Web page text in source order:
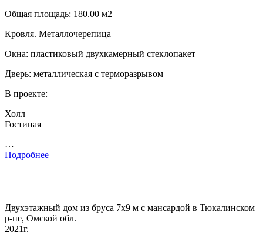
Общая площадь: 180.00 м2
Кровля. Металлочерепица
Окна: пластиковый двухкамерный стеклопакет
Дверь: металлическая с терморазрывом
В проекте:
Холл
Гостиная
…
Подробнее
Двухэтажный дом из бруса 7х9 м с мансардой в Тюкалинском
р-не, Омской обл.
2021г.